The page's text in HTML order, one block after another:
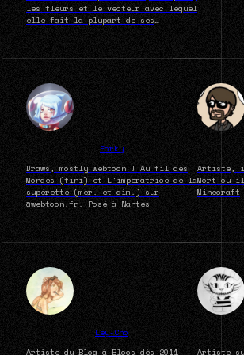
les fleurs et le vecteur avec lequel
elle fait la plupart de ses
FF14. Vous pouvez la trouver
Forky
Draws, mostly webtoon ! Au fil des
Mondes (fini) et L'impératrice de la
supérette (mer. et dim.) sur
@webtoon.fr. Posé à Nantes
Artiste,
Mort où
Minecraft
Ley-Cho
Artiste du Blog à Blocs dès 2011
Artiste